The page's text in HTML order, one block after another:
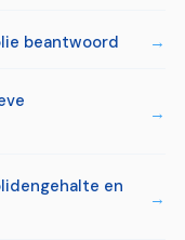
beantwoord
en